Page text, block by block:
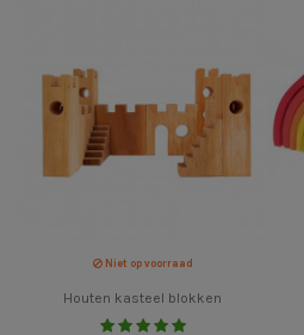
Niet op voorraad
Houten kasteel blokken